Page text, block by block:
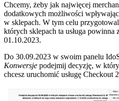
Chcemy, żeby jak najwięcej
dodatkowych możliwości
w sklepach. W tym celu
których sklepach ta usługa powinna
01.10.2023.
Do 30.09.2023 w swoim panelu
Konwersje podejmij decyzję, w
chcesz uruchomić usługę Checkout